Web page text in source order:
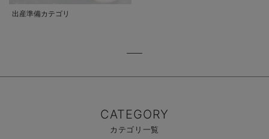
出産準備カテゴリ
CATEGORY
カテゴリ一覧